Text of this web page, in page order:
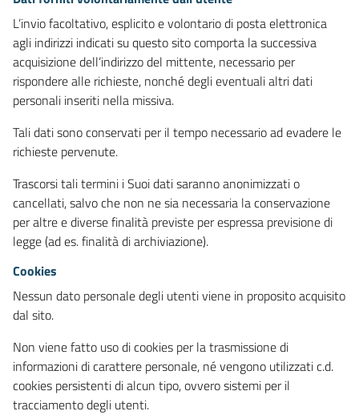
L’invio facoltativo, esplicito e volontario di posta elettronica
agli indirizzi indicati su questo sito comporta la successiva
acquisizione dell’indirizzo del mittente, necessario per
rispondere alle richieste, nonché degli eventuali altri dati
personali inseriti nella missiva.
Tali dati sono conservati per il tempo necessario ad evadere le
richieste pervenute.
Trascorsi tali termini i Suoi dati saranno anonimizzati o
cancellati, salvo che non ne sia necessaria la conservazione
per altre e diverse finalità previste per espressa previsione di
legge (ad es. finalità di archiviazione).
Cookies
Nessun dato personale degli utenti viene in proposito acquisito
dal sito.
Non viene fatto uso di cookies per la trasmissione di
informazioni di carattere personale, né vengono utilizzati c.d.
cookies persistenti di alcun tipo, ovvero sistemi per il
tracciamento degli utenti.